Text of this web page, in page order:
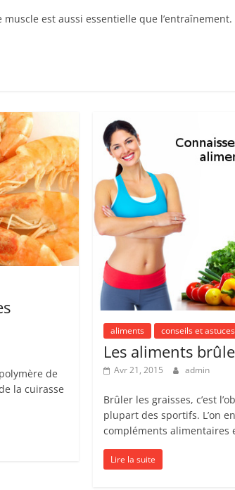
est aussi essentielle que
de
la cuirasse
aliments conseils et astuces
Les aliments
Avr 21, 2015 admin
Brûler les graisses, c’est
plupart des sportifs. L’on
compléments alimentaires
Lire la suite